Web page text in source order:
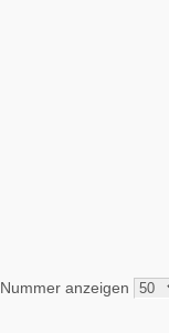
Nummer anzeigen